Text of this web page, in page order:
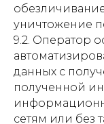
уничтожение
9.2. Оператор
данных с
полученной
сетям или без